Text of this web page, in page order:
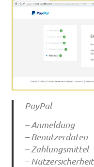
PayPal
– Anmeldung
– Benutzerdaten
– Zahlungsmittel
– Nutzersicherheit